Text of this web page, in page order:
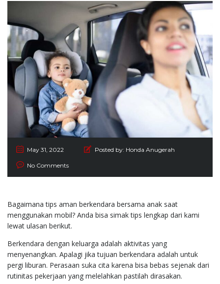
May 31, 2022 Posted by: Honda Anugerah
No Comments
Bagaimana tips aman berkendara bersama anak saat
menggunakan mobil? Anda bisa simak tips lengkap dari kami
lewat ulasan berikut.
Berkendara dengan keluarga adalah aktivitas yang
menyenangkan. Apalagi jika tujuan berkendara adalah untuk
pergi liburan. Perasaan suka cita karena bisa bebas sejenak dari
rutinitas pekerjaan yang melelahkan pastilah dirasakan.